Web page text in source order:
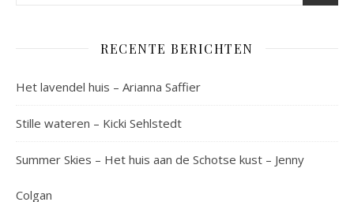
RECENTE BERICHTEN
Het lavendel huis – Arianna Saffier
Stille wateren – Kicki Sehlstedt
Summer Skies – Het huis aan de Schotse kust – Jenny
Colgan